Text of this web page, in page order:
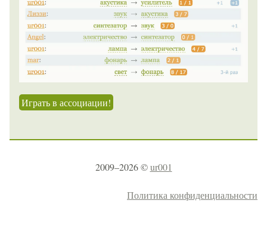
Играть в ассоциации!
2009–2026 ©ur001
Политика конфиденциальности